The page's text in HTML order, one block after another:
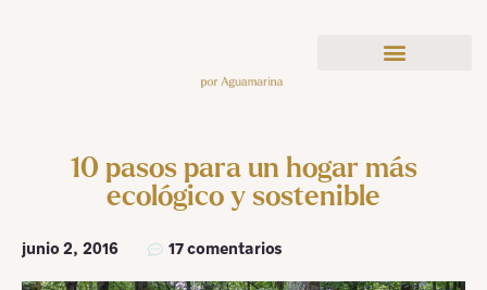
10 pasos para un hogar más
ecológico y sostenible
junio 2, 2016 17 comentarios